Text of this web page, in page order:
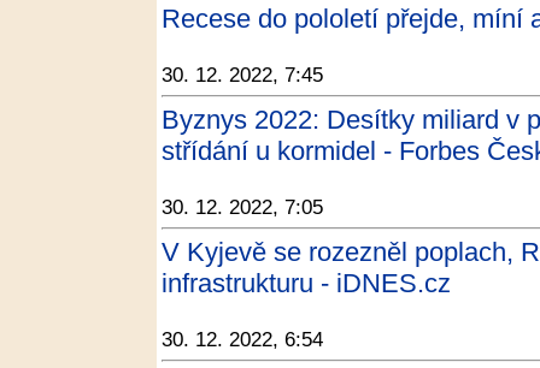
Recese do pololetí přejde, míní
30. 12. 2022, 7:45
Byznys 2022: Desítky miliard v
střídání u kormidel - Forbes
30. 12. 2022, 7:05
V Kyjevě se rozezněl poplach,
infrastrukturu - iDNES.cz
30. 12. 2022, 6:54